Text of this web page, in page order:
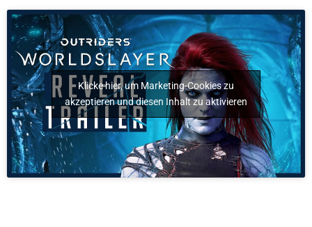
Klicke hier, um Marketing-Cookies zu
akzeptieren und diesen Inhalt zu aktivieren